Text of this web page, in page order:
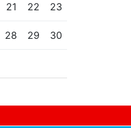
21 22 23
28 29 30